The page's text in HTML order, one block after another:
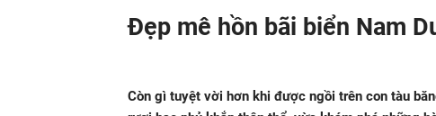
Đẹp mê hồn bãi biển Nam
Còn gì tuyệt vời hơn khi được ngồi trên con tàu